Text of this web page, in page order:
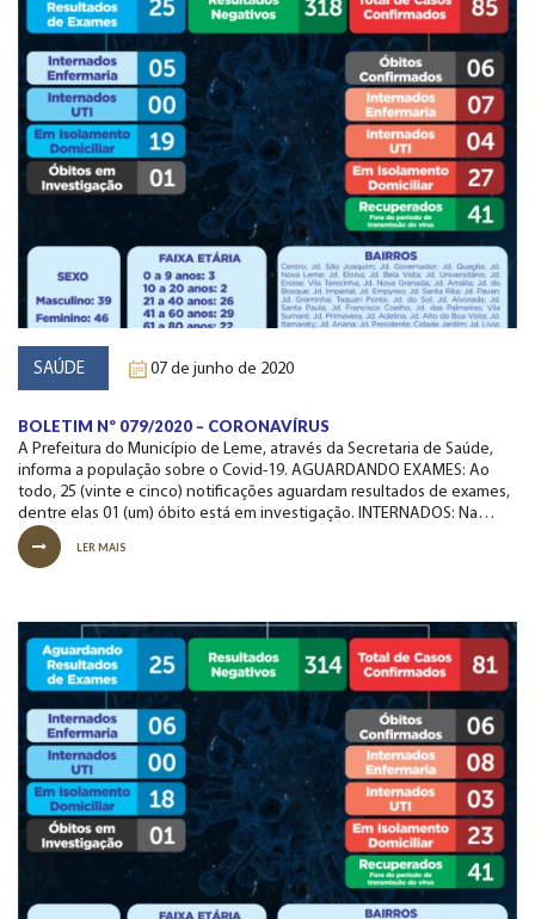
SAÚDE 07 de junho de 2020
BOLETIM Nº 079/2020 – CORONAVÍRUS
A Prefeitura do Município de Leme, através da Secretaria de Saúde,
informa a população sobre o Covid-19. AGUARDANDO EXAMES: Ao
todo, 25 (vinte e cinco) notificações aguardam resultados de exames,
dentre elas 01 (um) óbito está em investigação. INTERNADOS: Na…
LER MAIS